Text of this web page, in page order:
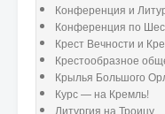
Конференция и
Конференция по
Крест Вечности и
Крестообразное
Крылья Большого
Курс — на Кремль!
Литургия на Троицу